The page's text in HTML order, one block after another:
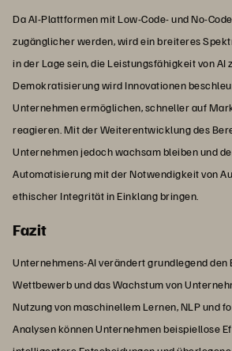
Da AI-Plattformen mit Low-Code- und No-
zugänglicher werden, wird ein breiteres
in der Lage sein, die Leistungsfähigkeit von AI
Demokratisierung wird Innovationen
Unternehmen ermöglichen, schneller auf
reagieren. Mit der Weiterentwicklung des
Unternehmen jedoch wachsam bleiben und
Automatisierung mit der Notwendigkeit von
ethischer Integrität in Einklang bringen.
Fazit
Unternehmens-AI verändert grundlegend den
Wettbewerb und das Wachstum von
Nutzung von maschinellem Lernen, NLP und
Analysen können Unternehmen beispiellose